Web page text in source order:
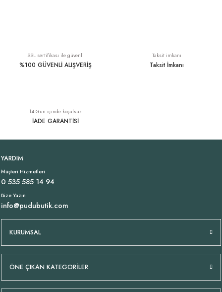
249,00 TL 269,00 TL
Tükendi
1.699,00 TL
SSL sertifikası ile güvenli
%100 GÜVENLİ ALIŞVERİŞ
Taksit imkanı
Taksit İmkanı
14 Gün içinde koşulsuz
İADE GARANTİSİ
YARDIM
Müşteri Hizmetleri
0 535 585 14 94
Bize Yazın
info@pudubutik.com
KURUMSAL
ÖNE ÇIKAN KATEGORİLER